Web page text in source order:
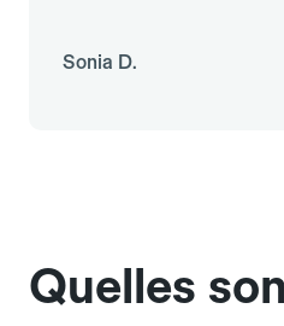
Sonia D.
Quelles